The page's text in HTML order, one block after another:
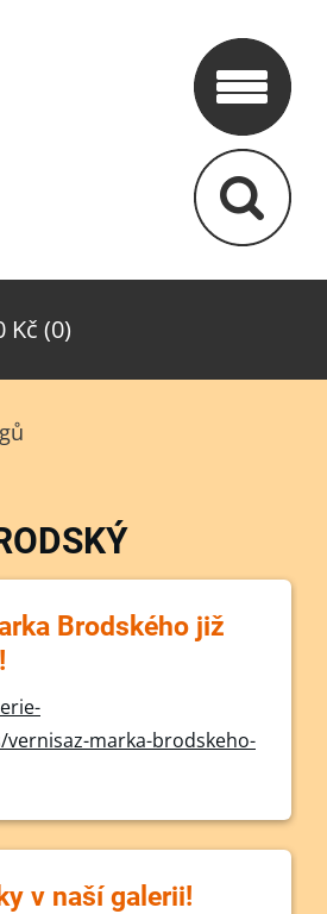
Kč (0)
Brodského již
vernisaz-marka-brodskeho-
v naší galerii!